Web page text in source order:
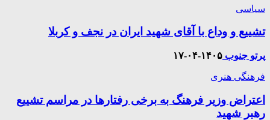
سیاسی
تشییع و وداع با آقای شهید ایران در نجف و کربلا
پرتو جنوب ۱۴۰۵-۰۴-۱۷
فرهنگی هنری
اعتراض وزیر فرهنگ به برخی رفتارها در مراسم تشییع
رهبر شهید